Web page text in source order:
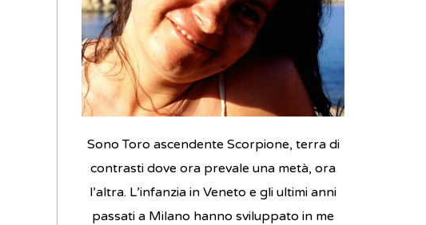
Sono Toro ascendente Scorpione, terra di
contrasti dove ora prevale una metà, ora
l’altra. L’infanzia in Veneto e gli ultimi anni
passati a Milano hanno sviluppato in me